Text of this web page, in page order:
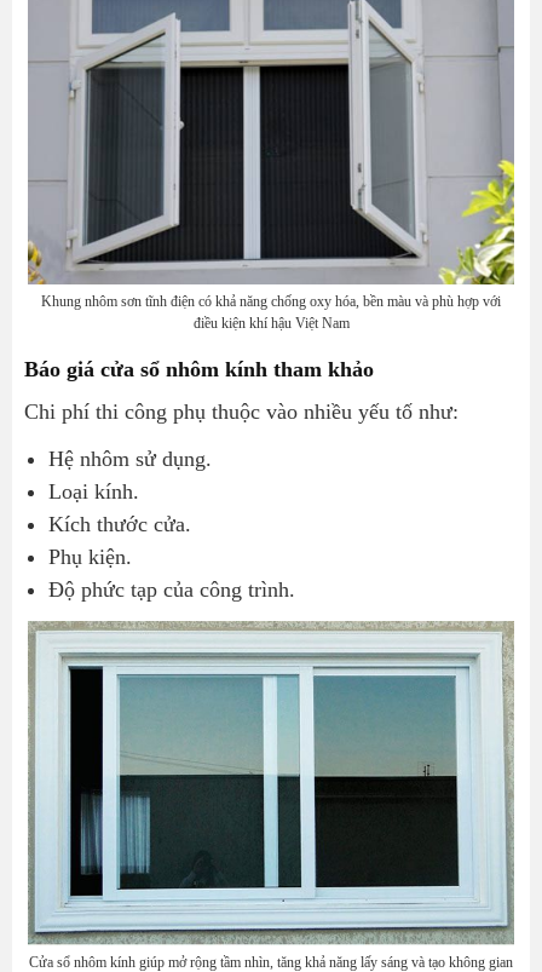
Khung nhôm sơn tĩnh điện có khả năng chống oxy hóa, bền màu và phù hợp với
điều kiện khí hậu Việt Nam
Báo giá cửa sổ nhôm kính tham khảo
Chi phí thi công phụ thuộc vào nhiều yếu tố như:
Hệ nhôm sử dụng.
Loại kính.
Kích thước cửa.
Phụ kiện.
Độ phức tạp của công trình.
Cửa sổ nhôm kính giúp mở rộng tầm nhìn, tăng khả năng lấy sáng và tạo không gian